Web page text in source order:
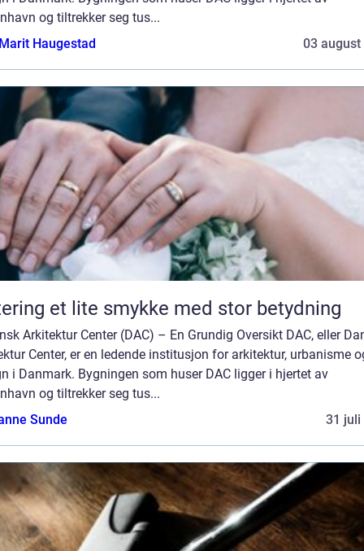
og tiltrekker seg tus...
Haugestad
03 august
Giftering et lite smykke med stor betydning
Arkitektur Center (DAC) – En Grundig Oversikt DAC, eller
Center, er en ledende institusjon for arkitektur, urbanisme
i Danmark. Bygningen som huser DAC ligger i hjertet av
og tiltrekker seg tus...
Sunde
31 juli